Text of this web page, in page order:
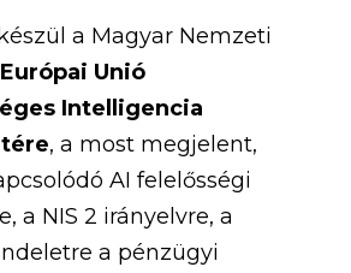
a Magyar Nemzeti
Európai Unió
Intelligencia
, a most megjelent,
AI felelősségi
a NIS 2 irányelvre, a
a pénzügyi